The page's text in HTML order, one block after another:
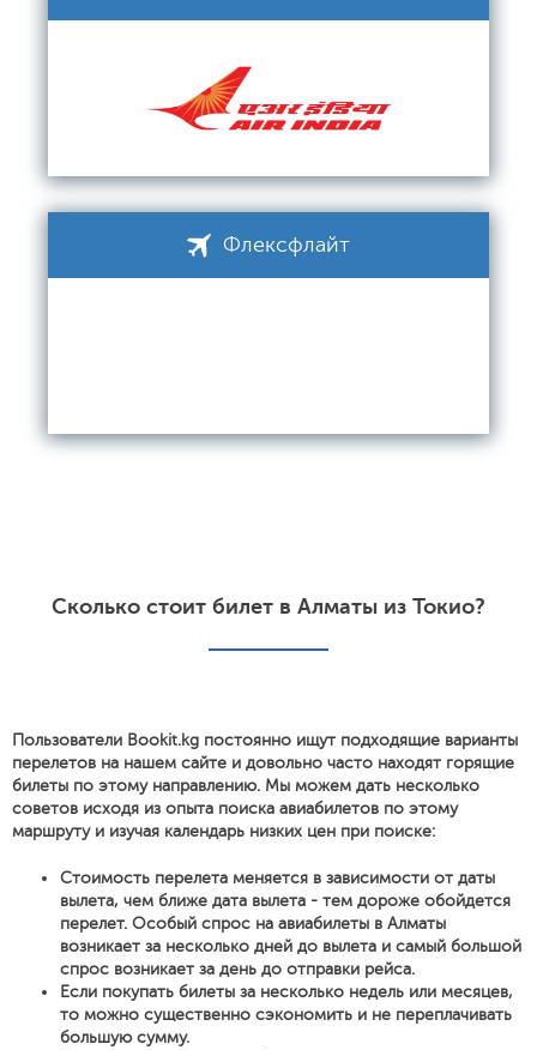
Флексфлайт
Сколько стоит билет в Алматы из Токио?
Пользователи Bookit.kg постоянно ищут подходящие варианты
перелетов на нашем сайте и довольно часто находят горящие
билеты по этому направлению. Мы можем дать несколько
советов исходя из опыта поиска авиабилетов по этому
маршруту и изучая календарь низких цен при поиске:
Стоимость перелета меняется в зависимости от даты
вылета, чем ближе дата вылета - тем дороже обойдется
перелет. Особый спрос на авиабилеты в Алматы
возникает за несколько дней до вылета и самый большой
спрос возникает за день до отправки рейса.
Если покупать билеты за несколько недель или месяцев,
то можно существенно сэкономить и не переплачивать
большую сумму.